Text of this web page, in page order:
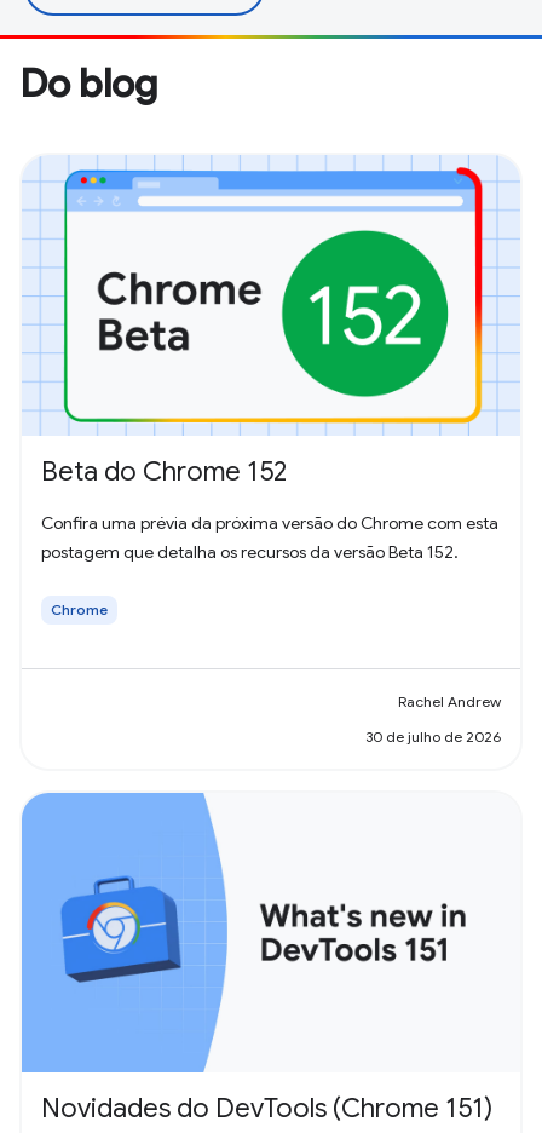
Do blog
Beta do Chrome 152
Confira uma prévia da próxima versão do Chrome com esta
postagem que detalha os recursos da versão Beta 152.
Chrome
Rachel Andrew
30 de julho de 2026
Novidades do DevTools (Chrome 151)